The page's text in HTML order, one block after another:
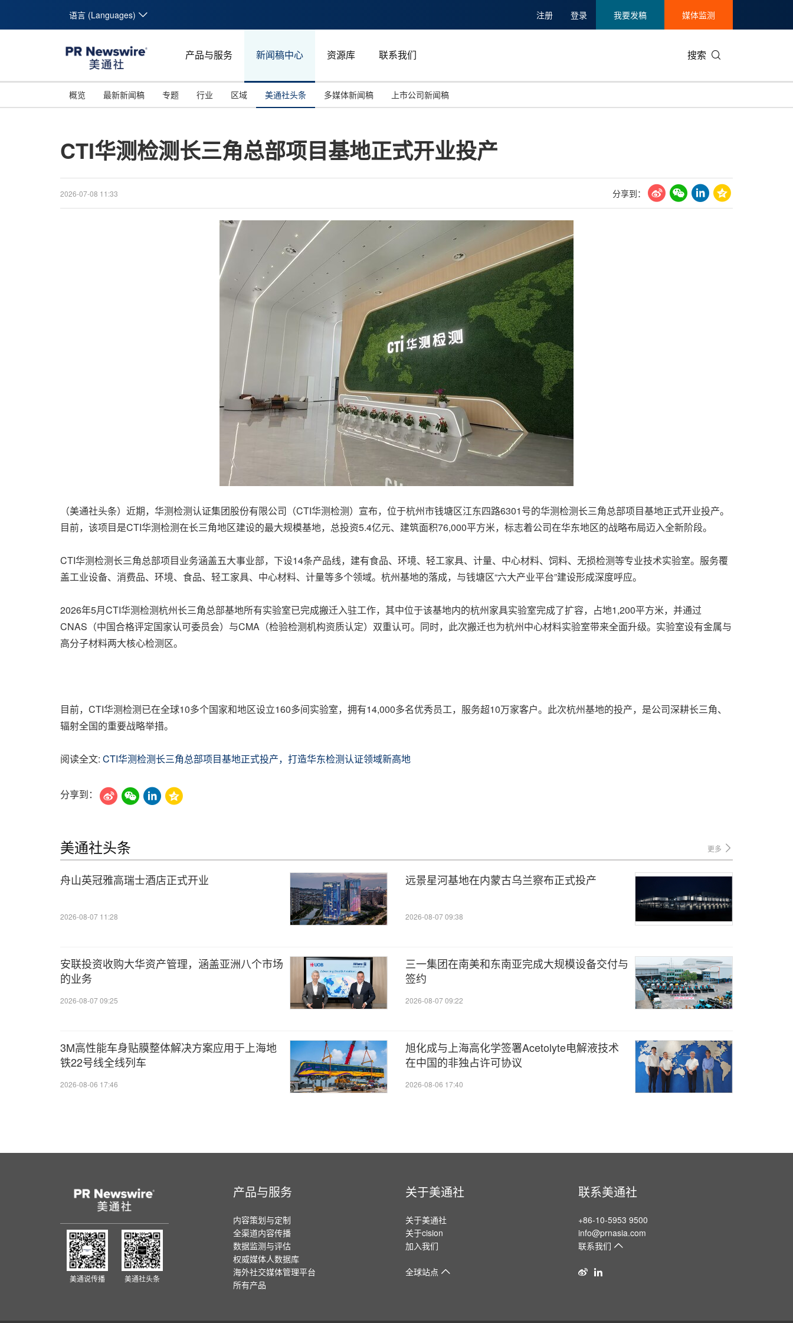
语言 (Languages) 注册 登录 我要发稿 媒体监测
产品与服务 新闻稿中心 资源库 联系我们 搜索
概览 最新新闻稿 专题
投资并购
美国临床肿瘤学会(ASCO)
汉诺威工业博览会
世界杯
行业
能源化工与环保
通信业
广告营销传媒
会展
区域
马来西亚
美通社头条 多媒体新闻稿 上市公司新闻稿
CTI华测检测长三角总部项目基地正式开业投产
2026-07-08 11:33 分享到：
（美通社头条）近期，华测检测认证集团股份有限公司（CTI华测检测）宣布，位于杭州市钱塘区江东四路6301号的华测检测长三角总部项目基地正式开业投产。
目前，该项目是CTI华测检测在长三角地区建设的最大规模基地，总投资5.4亿元、建筑面积76,000平方米，标志着公司在华东地区的战略布局迈入全新阶段。
CTI华测检测长三角总部项目业务涵盖五大事业部，下设14条产品线，建有食品、环境、轻工家具、计量、中心材料、饲料、无损检测等专业技术实验室。服务覆
盖工业设备、消费品、环境、食品、轻工家具、中心材料、计量等多个领域。杭州基地的落成，与钱塘区“六大产业平台”建设形成深度呼应。
2026年5月CTI华测检测杭州长三角总部基地所有实验室已完成搬迁入驻工作，其中位于该基地内的杭州家具实验室完成了扩容，占地1,200平方米，并通过
CNAS（中国合格评定国家认可委员会）与CMA（检验检测机构资质认定）双重认可。同时，此次搬迁也为杭州中心材料实验室带来全面升级。实验室设有金属与
高分子材料两大核心检测区。
目前，CTI华测检测已在全球10多个国家和地区设立160多间实验室，拥有14,000多名优秀员工，服务超10万家客户。此次杭州基地的投产，是公司深耕长三角、
辐射全国的重要战略举措。
阅读全文: CTI华测检测长三角总部项目基地正式投产，打造华东检测认证领域新高地
分享到：
美通社头条 更多
舟山英冠雅高瑞士酒店正式开业
2026-08-07 11:28
远景星河基地在内蒙古乌兰察布正式投产
2026-08-07 09:38
安联投资收购大华资产管理，涵盖亚洲八个市场
的业务
2026-08-07 09:25
三一集团在南美和东南亚完成大规模设备交付与
签约
2026-08-07 09:22
3M高性能车身贴膜整体解决方案应用于上海地
铁22号线全线列车
2026-08-06 17:46
旭化成与上海高化学签署Acetolyte电解液技术
在中国的非独占许可协议
2026-08-06 17:40
美通说传播 美通社头条
产品与服务
内容策划与定制
全渠道内容传播
数据监测与评估
权威媒体人数据库
海外社交媒体管理平台
所有产品
关于美通社
关于美通社
关于cision
加入我们
全球站点
联系美通社
+86-10-5953 9500
info@prnasia.com
联系我们